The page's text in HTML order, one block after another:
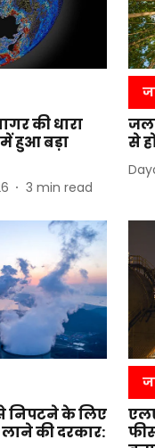
की धारा
हुआ बड़ा
3 min read
से
निपटने के लिए
की दरकार: